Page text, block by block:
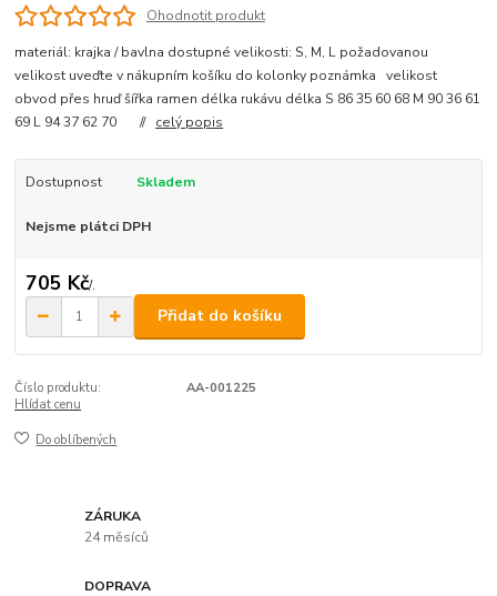
Ohodnotit produkt
materiál: krajka / bavlna dostupné velikosti: S, M, L požadovanou
velikost uveďte v nákupním košíku do kolonky poznámka velikost
obvod přes hruď šířka ramen délka rukávu délka S 86 35 60 68 M 90 36 61
69 L 94 37 62 70 // celý popis
Dostupnost Skladem
Nejsme plátci DPH
705 Kč/.
Přidat do košíku
Číslo produktu:
AA-001225
Hlídat cenu
Do oblíbených
ZÁRUKA
24 měsíců
DOPRAVA